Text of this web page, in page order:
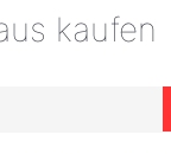
kaufen